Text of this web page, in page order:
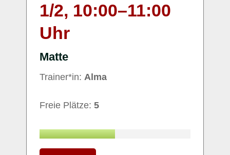
1/2, 10:00–11:00
Uhr
Matte
Trainer*in: Alma
Freie Plätze: 5